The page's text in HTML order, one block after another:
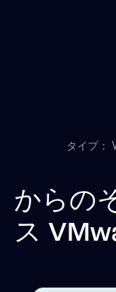
タイプ：
からの
ス